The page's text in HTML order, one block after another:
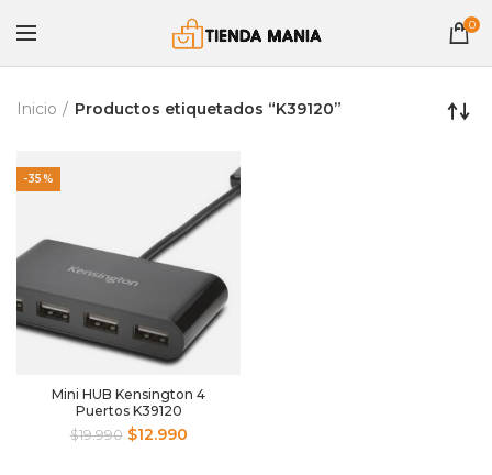
0
Inicio Productos etiquetados “K39120”
-35%
Mini HUB Kensington 4
Puertos K39120
$19.990 $12.990